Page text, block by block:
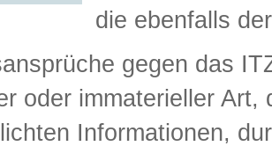
die ebenfalls
gegen das
oder immaterieller
Informationen,